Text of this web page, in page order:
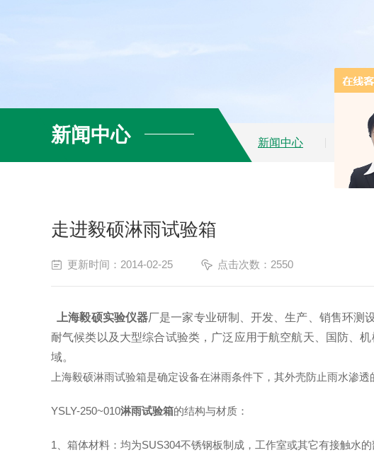
新闻中心 新闻中心 技
走进毅硕淋雨试验箱
更新时间：2014-02-25 点击次数：2550
上海毅硕实验仪器厂是一家专业研制、开发、生产、销售环测
耐气候类以及大型综合试验类，广泛应用于航空航天、国防、
域。
上海毅硕淋雨试验箱是确定设备在淋雨条件下，其外壳防止雨水渗
YSLY-250~010淋雨试验箱的结构与材质：
1、箱体材料：均为SUS304不锈钢板制成，工作室或其它有接触水